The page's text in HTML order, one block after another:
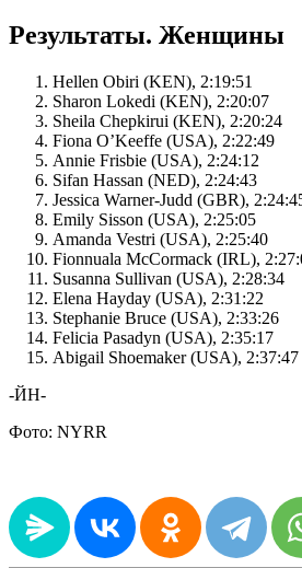
Результаты. Женщины
Hellen Obiri (KEN), 2:19:51
Sharon Lokedi (KEN), 2:20:07
Sheila Chepkirui (KEN), 2:20:24
Fiona O’Keeffe (USA), 2:22:49
Annie Frisbie (USA), 2:24:12
Sifan Hassan (NED), 2:24:43
Jessica Warner-Judd (GBR),
Emily Sisson (USA), 2:25:05
Amanda Vestri (USA), 2:25:40
Fionnuala McCormack (IRL),
Susanna Sullivan (USA), 2:28:34
Elena Hayday (USA), 2:31:22
Stephanie Bruce (USA), 2:33:26
Felicia Pasadyn (USA), 2:35:17
Abigail Shoemaker (USA), 2:37:47
-ЙН-
Фото: NYRR